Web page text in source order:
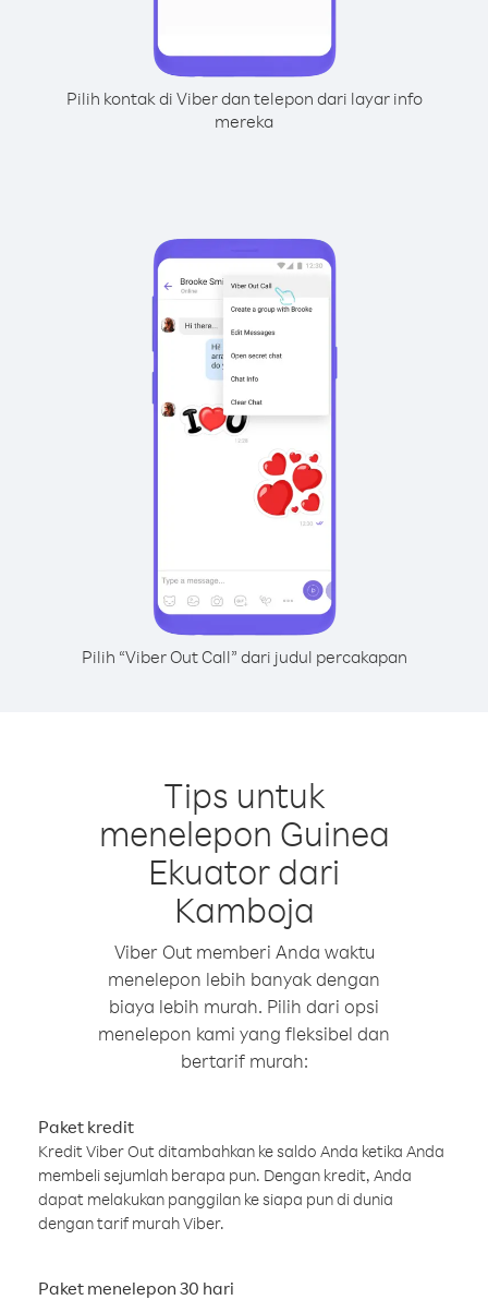
Pilih kontak di Viber dan telepon dari layar info
mereka
Pilih “Viber Out Call” dari judul percakapan
Tips untuk
menelepon Guinea
Ekuator dari
Kamboja
Viber Out memberi Anda waktu
menelepon lebih banyak dengan
biaya lebih murah. Pilih dari opsi
menelepon kami yang fleksibel dan
bertarif murah:
Paket kredit
Kredit Viber Out ditambahkan ke saldo Anda ketika Anda
membeli sejumlah berapa pun. Dengan kredit, Anda
dapat melakukan panggilan ke siapa pun di dunia
dengan tarif murah Viber.
Paket menelepon 30 hari